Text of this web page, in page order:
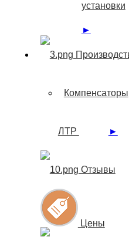
установки
►
Компенсаторы
ЛТР ►
Отзывы
Цены